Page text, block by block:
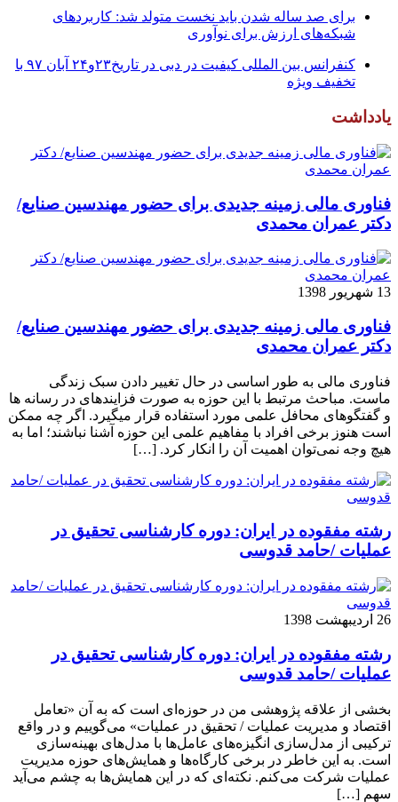
برای صد ساله شدن باید نخست متولد شد: کاربردهای
شبکه‌های ارزش برای نوآوری
کنفرانس بین المللی کیفیت در دبی در تاریخ۲۳و۲۴ آبان ۹۷ با
تخفیف ویژه
یادداشت
فناوری مالی زمینه جدیدی برای حضور مهندسین صنایع/
دکتر عمران محمدی
13 شهریور 1398
فناوری مالی زمینه جدیدی برای حضور مهندسین صنایع/
دکتر عمران محمدی
فناوری مالی به طور اساسی در حال تغییر دادن سبک زندگی
ماست. مباحث مرتبط با این حوزه به صورت فزاینده­ای در رسانه­ ها
و گفتگوهای محافل علمی مورد استفاده قرار می­گیرد. اگر چه ممکن
است هنوز برخی افراد با مفاهیم علمی این حوزه آشنا نباشند؛ اما به
هیچ وجه نمی‌توان اهمیت آن را انکار کرد. […]
رشته مفقوده در ایران: دوره کارشناسی تحقیق در
عملیات /حامد قدوسی
26 اردیبهشت 1398
رشته مفقوده در ایران: دوره کارشناسی تحقیق در
عملیات /حامد قدوسی
بخشی از علاقه پژوهشی من در حوزه‌ای است که به آن «تعامل
اقتصاد و مدیریت عملیات / تحقیق در عملیات» می‌گوییم و در واقع
ترکیبی از مدل‌سازی انگیزه‌های عامل‌ها با مدل‌های بهینه‌سازی
است. به این خاطر در برخی کارگاه‌ها و همایش‌های حوزه مدیریت
عملیات شرکت می‌کنم. نکته‌ای که در این همایش‌ها به چشم می‌آید
سهم […]